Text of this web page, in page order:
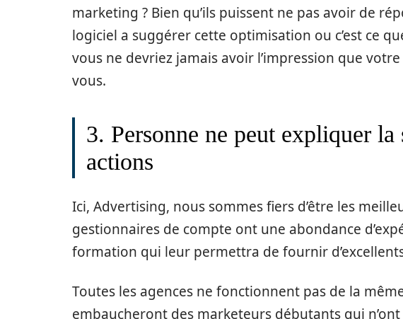
marketing ? Bien qu’ils puissent ne pas avoir de
logiciel a suggérer cette optimisation ou c’est ce
vous ne devriez jamais avoir l’impression que
vous.
3. Personne ne peut expliquer la
actions
Ici, Advertising, nous sommes fiers d’être les
gestionnaires de compte ont une abondance
formation qui leur permettra de fournir
Toutes les agences ne fonctionnent pas de la
embaucheront des marketeurs débutants qui